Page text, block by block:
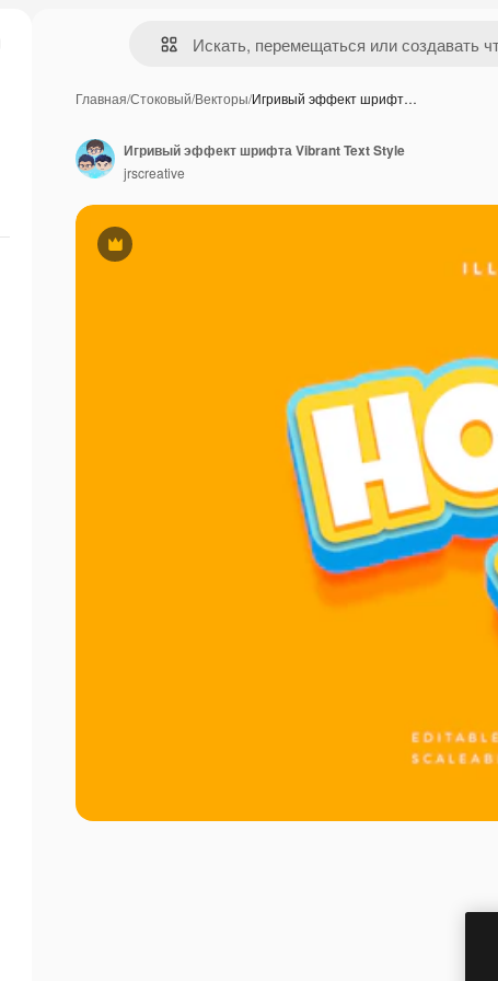
Главная/Стоковый/Векторы/Игривый эффект шрифт…
Премиум
Игривый эффект шрифта Vibrant Text Style
jrscreative